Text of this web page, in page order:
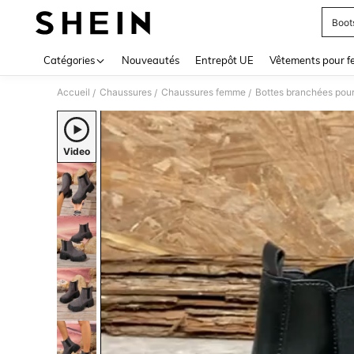
Catégories Nouveautés Entrepôt UE Vêtements pour
Accueil / Chaussures / Chaussures femme / Bottes branchées
Video